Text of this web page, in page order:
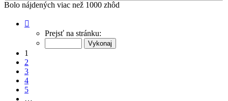
Bolo nájdených viac než 1000 zhôd
Prejsť na stránku:
1
2
3
4
5
…